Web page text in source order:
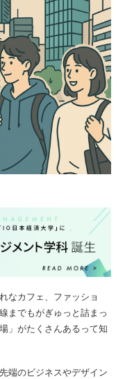
なカフェ、ファッショ
までもがぎゅっと詰まっ
」がたくさんあるって知
端のビジネスやデザイン